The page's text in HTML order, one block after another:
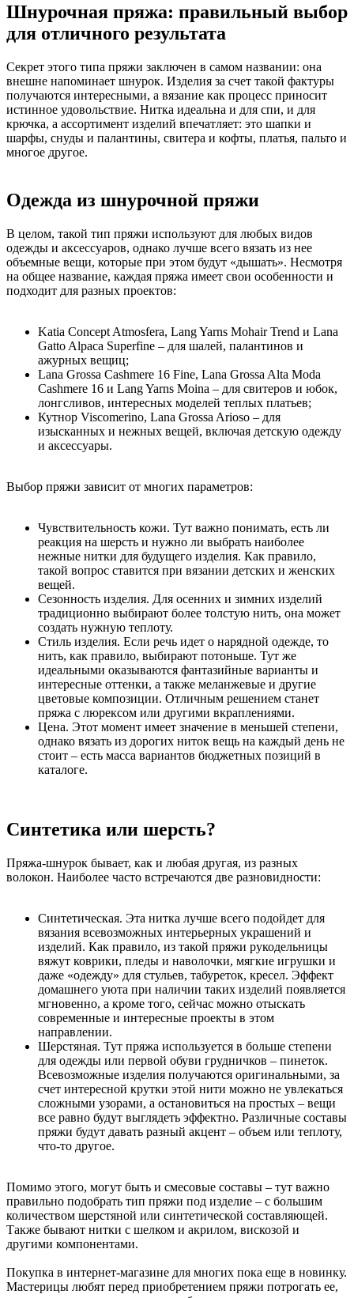
Шнурочная пряжа: правильный выбор
для отличного результата
Секрет этого типа пряжи заключен в самом названии: она
внешне напоминает шнурок. Изделия за счет такой фактуры
получаются интересными, а вязание как процесс приносит
истинное удовольствие. Нитка идеальна и для спи, и для
крючка, а ассортимент изделий впечатляет: это шапки и
шарфы, снуды и палантины, свитера и кофты, платья, пальто и
многое другое.
Одежда из шнурочной пряжи
В целом, такой тип пряжи используют для любых видов
одежды и аксессуаров, однако лучше всего вязать из нее
объемные вещи, которые при этом будут «дышать». Несмотря
на общее название, каждая пряжа имеет свои особенности и
подходит для разных проектов:
Katia Concept Atmosfera, Lang Yarns Mohair Trend и Lana
Gatto Alpaca Superfine – для шалей, палантинов и
ажурных вещиц;
Lana Grossa Cashmere 16 Fine, Lana Grossa Alta Moda
Cashmere 16 и Lang Yarns Moina – для свитеров и юбок,
лонгсливов, интересных моделей теплых платьев;
Кутнор Viscomerino, Lana Grossa Arioso – для
изысканных и нежных вещей, включая детскую одежду
и аксессуары.
Выбор пряжи зависит от многих параметров:
Чувствительность кожи. Тут важно понимать, есть ли
реакция на шерсть и нужно ли выбрать наиболее
нежные нитки для будущего изделия. Как правило,
такой вопрос ставится при вязании детских и женских
вещей.
Сезонность изделия. Для осенних и зимних изделий
традиционно выбирают более толстую нить, она может
создать нужную теплоту.
Стиль изделия. Если речь идет о нарядной одежде, то
нить, как правило, выбирают потоньше. Тут же
идеальными оказываются фантазийные варианты и
интересные оттенки, а также меланжевые и другие
цветовые композиции. Отличным решением станет
пряжа с люрексом или другими вкраплениями.
Цена. Этот момент имеет значение в меньшей степени,
однако вязать из дорогих ниток вещь на каждый день не
стоит – есть масса вариантов бюджетных позиций в
каталоге.
Синтетика или шерсть?
Пряжа-шнурок бывает, как и любая другая, из разных
волокон. Наиболее часто встречаются две разновидности:
Синтетическая. Эта нитка лучше всего подойдет для
вязания всевозможных интерьерных украшений и
изделий. Как правило, из такой пряжи рукодельницы
вяжут коврики, пледы и наволочки, мягкие игрушки и
даже «одежду» для стульев, табуреток, кресел. Эффект
домашнего уюта при наличии таких изделий появляется
мгновенно, а кроме того, сейчас можно отыскать
современные и интересные проекты в этом
направлении.
Шерстяная. Тут пряжа используется в больше степени
для одежды или первой обуви грудничков – пинеток.
Всевозможные изделия получаются оригинальными, за
счет интересной крутки этой нити можно не увлекаться
сложными узорами, а остановиться на простых – вещи
все равно будут выглядеть эффектно. Различные составы
пряжи будут давать разный акцент – объем или теплоту,
что-то другое.
Помимо этого, могут быть и смесовые составы – тут важно
правильно подобрать тип пряжи под изделие – с большим
количеством шерстяной или синтетической составляющей.
Также бывают нитки с шелком и акрилом, вискозой и
другими компонентами.
Покупка в интернет-магазине для многих пока еще в новинку.
Мастерицы любят перед приобретением пряжи потрогать ее,